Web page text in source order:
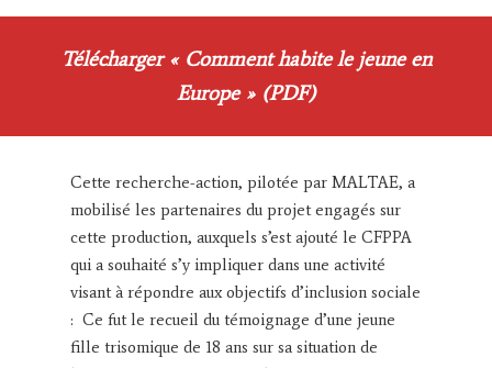
Télécharger « Comment habite le jeune en
Europe » (PDF)
Cette recherche-action, pilotée par MALTAE, a
mobilisé les partenaires du projet engagés sur
cette production, auxquels s’est ajouté le CFPPA
qui a souhaité s’y impliquer dans une activité
visant à répondre aux objectifs d’inclusion sociale
: Ce fut le recueil du témoignage d’une jeune
fille trisomique de 18 ans sur sa situation de